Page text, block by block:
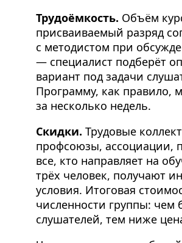
Трудоёмкость. Объём
присваиваемый разряд
с методистом при
— специалист подберёт
вариант под задачи
Программу, как правило,
за несколько недель.
Скидки. Трудовые
профсоюзы, ассоциации,
все, кто направляет на
трёх человек, получают
условия. Итоговая
численности группы: чем
слушателей, тем ниже